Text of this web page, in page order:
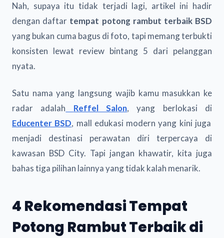
Nah, supaya itu tidak terjadi lagi, artikel ini hadir
dengan daftar tempat potong rambut terbaik BSD
yang bukan cuma bagus di foto, tapi memang terbukti
konsisten lewat review bintang 5 dari pelanggan
nyata.
Satu nama yang langsung wajib kamu masukkan ke
radar adalah
Reffel Salon, yang berlokasi di
Educenter BSD, mall edukasi modern yang kini juga
menjadi destinasi perawatan diri terpercaya di
kawasan BSD City. Tapi jangan khawatir, kita juga
bahas tiga pilihan lainnya yang tidak kalah menarik.
4 Rekomendasi Tempat
Potong Rambut Terbaik di